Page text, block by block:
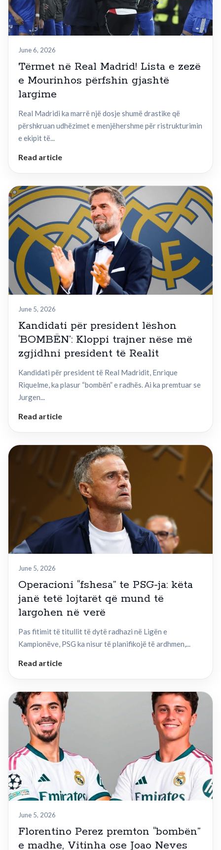
June 6, 2026
Tërmet në Real Madrid! Lista e zezë
e Mourinhos përfshin gjashtë
largime
Real Madridi ka marrë një dosje shumë drastike që
përshkruan udhëzimet e menjëhershme për ristrukturimin
e ekipit të...
Read article
June 5, 2026
Kandidati për president lëshon
‘BOMBËN’: Kloppi trajner nëse më
zgjidhni president të Realit
Kandidati për president të Real Madridit, Enrique
Riquelme, ka plasur “bombën” e radhës. Ai ka premtuar se
Jurgen...
Read article
June 5, 2026
Operacioni “fshesa” te PSG-ja: këta
janë tetë lojtarët që mund të
largohen në verë
Pas fitimit të titullit të dytë radhazi në Ligën e
Kampionëve, PSG ka nisur të planifikojë të ardhmen,...
Read article
June 5, 2026
Florentino Perez premton “bombën”
e madhe, Vitinha ose Joao Neves